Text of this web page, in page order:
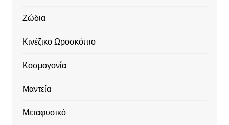
Ζώδια
Κινέζικο Ωροσκόπιο
Κοσμογονία
Μαντεία
Μεταφυσικό